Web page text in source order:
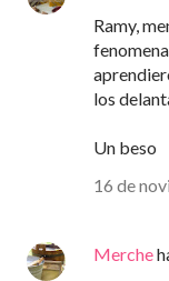
Ramy,
los
Un beso
16 de
Merche